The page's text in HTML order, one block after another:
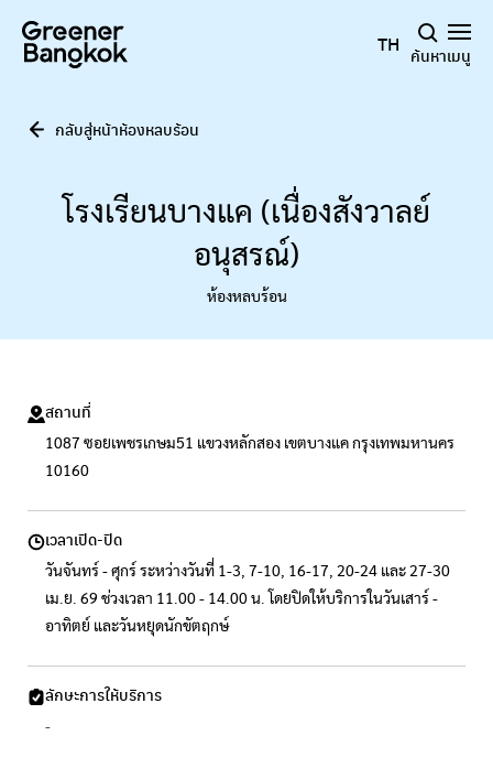
TH ค้นหาเมนู
กลับสู่หน้าห้องหลบร้อน
โรงเรียนบางแค (เนื่องสังวาลย์
อนุสรณ์)
ห้องหลบร้อน
สถานที่
1087 ซอยเพชรเกษม51 แขวงหลักสอง เขตบางแค กรุงเทพมหานคร
10160
เวลาเปิด-ปิด
วันจันทร์ - ศุกร์ ระหว่างวันที่ 1-3, 7-10, 16-17, 20-24 และ 27-30
เม.ย. 69 ช่วงเวลา 11.00 - 14.00 น. โดยปิดให้บริการในวันเสาร์ -
อาทิตย์ และวันหยุดนักขัตฤกษ์
ลักษะการให้บริการ
-